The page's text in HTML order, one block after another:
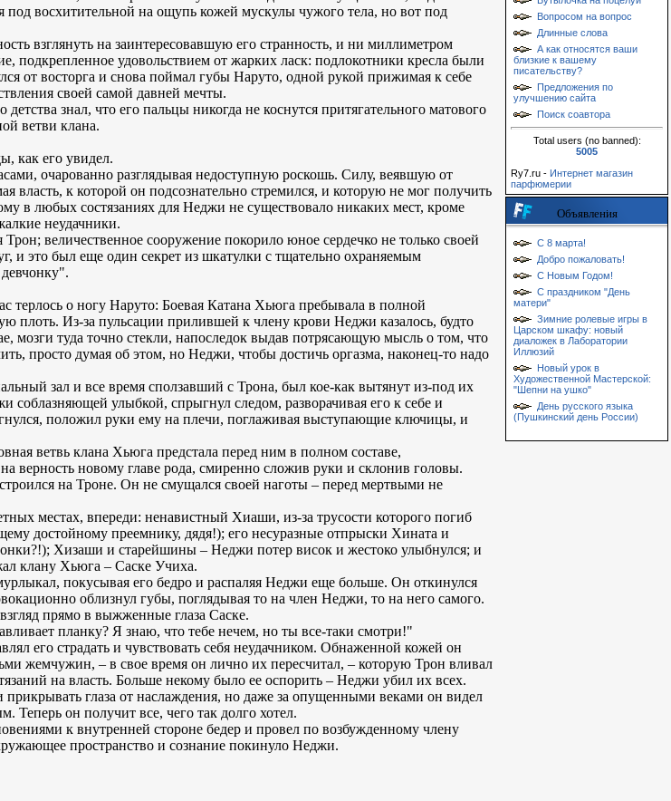
восхитительной на ощупь кожей мускулы чужого тела, но вот под
взглянуть на заинтересовавшую его странность, и ни миллиметром
удовольствием от жарких ласк: подлокотники кресла были
от восторга и снова поймал губы Наруто, одной рукой прижимая к себе
своей самой давней мечты.
знал, что его пальцы никогда не коснутся притягательного матового
ветви клана.
как его увидел.
очарованно разглядывая недоступную роскошь. Силу, веявшую от
власть, к которой он подсознательно стремился, и которую не мог получить
в любых состязаниях для Неджи не существовало никаких мест, кроме
неудачники.
величественное сооружение покорило юное сердечко не только своей
и это был еще один секрет из шкатулки с тщательно охраняемым
терлось о ногу Наруто: Боевая Катана Хьюга пребывала в полной
плоть. Из-за пульсации прилившей к члену крови Неджи казалось, будто
мозги туда точно стекли, напоследок выдав потрясающую мысль о том, что
просто думая об этом, но Неджи, чтобы достичь оргазма, наконец-то надо
зал и все время сползавший с Трона, был кое-как вытянут из-под их
улыбкой, спрыгнул следом, разворачивая его к себе и
положил руки ему на плечи, поглаживая выступающие ключицы, и
ветвь клана Хьюга предстала перед ним в полном составе,
верность новому главе рода, смиренно сложив руки и склонив головы.
на Троне. Он не смущался своей наготы – перед мертвыми не
местах, впереди: ненавистный Хиаши, из-за трусости которого погиб
достойному преемнику, дядя!); его несуразные отпрыски Хината и
Хизаши и старейшины – Неджи потер висок и жестоко улыбнулся; и
клану Хьюга – Саске Учиха.
покусывая его бедро и распаляя Неджи еще больше. Он откинулся
облизнул губы, поглядывая то на член Неджи, то на него самого.
прямо в выжженные глаза Саске.
планку? Я знаю, что тебе нечем, но ты все-таки смотри!"
его страдать и чувствовать себя неудачником. Обнаженной кожей он
жемчужин, – в свое время он лично их пересчитал, – которую Трон вливал
на власть. Больше некому было ее оспорить – Неджи убил их всех.
прикрывать глаза от наслаждения, но даже за опущенными веками он видел
Теперь он получит все, чего так долго хотел.
к внутренней стороне бедер и провел по возбужденному члену
пространство и сознание покинуло Неджи.
Вопросом на вопрос
Длинные слова
А как относятся ваши
близкие к вашему
писательству?
Предложения по
улучшению сайта
Поиск соавтора
Total users (no banned):
5005
Ry7.ru - Интернет магазин
парфюмерии
Объявления
С 8 марта!
Добро пожаловать!
С Новым Годом!
С праздником "День
матери"
Зимние ролевые игры в
Царском шкафу: новый
диаложек в Лаборатории
Иллюзий
Новый урок в
Художественной Мастерской:
"Шепни на ушко"
День русского языка
(Пушкинский день России)